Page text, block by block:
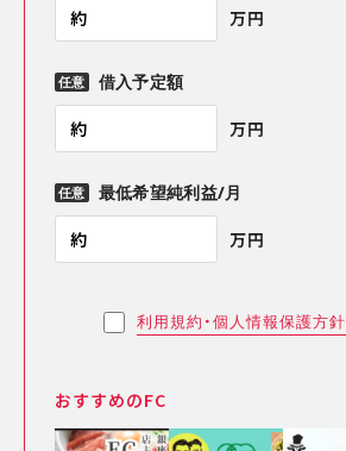
約 万円
任意 借入予定額
約 万円
任意 最低希望純利益/月
約 万円
利用規約・個人情報保護方針
おすすめのFC